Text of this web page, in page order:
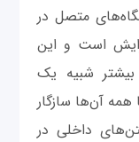
متصل در
است و این
شبیه یک
آن‌ها سازگار
داخلی در